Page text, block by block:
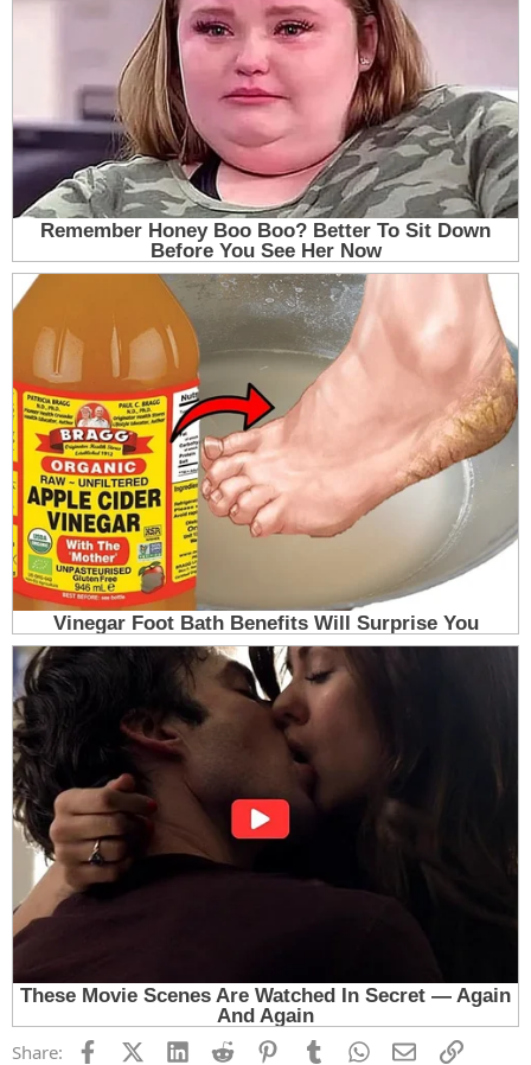
Share: FacebookX (Twitter)
LinkedInReddit PinterestTumblrWhatsApp
EmailLink